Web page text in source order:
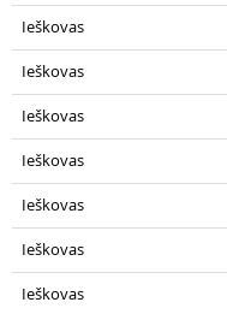
Ieškovas
Ieškovas
Ieškovas
Ieškovas
Ieškovas
Ieškovas
Ieškovas